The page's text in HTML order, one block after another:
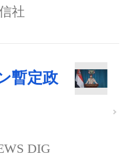
社
暫定政
DIG